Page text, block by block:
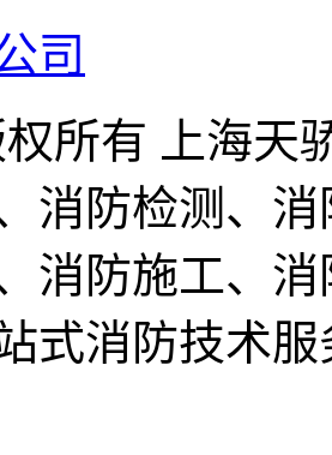
司
所有 上海天
消防检测、
消防施工、
式消防技术服